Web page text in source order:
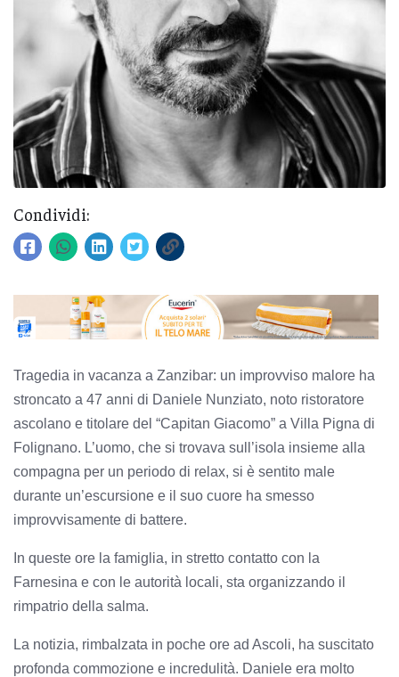
Condividi:
Tragedia in vacanza a Zanzibar: un improvviso malore ha
stroncato a 47 anni di Daniele Nunziato, noto ristoratore
ascolano e titolare del “Capitan Giacomo” a Villa Pigna di
Folignano. L’uomo, che si trovava sull’isola insieme alla
compagna per un periodo di relax, si è sentito male
durante un’escursione e il suo cuore ha smesso
improvvisamente di battere.
In queste ore la famiglia, in stretto contatto con la
Farnesina e con le autorità locali, sta organizzando il
rimpatrio della salma.
La notizia, rimbalzata in poche ore ad Ascoli, ha suscitato
profonda commozione e incredulità. Daniele era molto